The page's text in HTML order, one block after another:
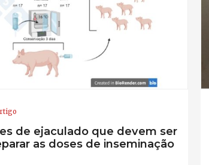
de ejaculado que devem ser
as doses de inseminação